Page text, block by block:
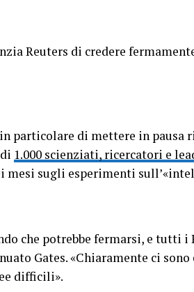
Reuters di credere
particolare di mettere in pausa
1.000 scienziati, ricercatori e
mesi sugli esperimenti
che potrebbe fermarsi, e tutti i
Gates. «Chiaramente ci
difficili».